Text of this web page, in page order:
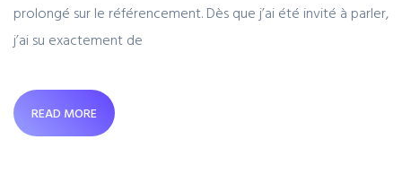
prolongé sur le référencement. Dès que j’ai été invité à parler,
j’ai su exactement de
READ MORE